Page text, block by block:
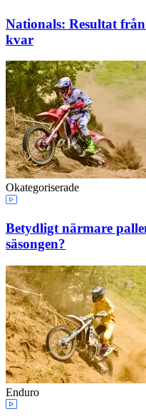
Nationals: Resultat
kvar
Okategoriserade
Betydligt närmare
säsongen?
Enduro